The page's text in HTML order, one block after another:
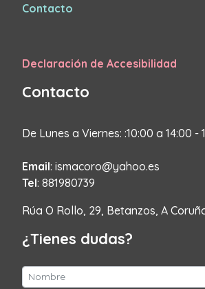
Contacto
Declaración de Accesibilidad
Contacto
De Lunes a Viernes: :10:00 a 14:00 -
Email: ismacoro@yahoo.es
Tel: 881980739
Rúa O Rollo, 29, Betanzos, A
¿Tienes dudas?